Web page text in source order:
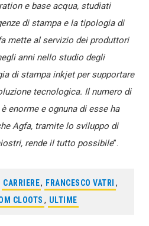
e base acqua, studiati
di stampa e la tipologia di
mette al servizio dei produttori
anni nello studio degli
di stampa inkjet per supportare
tecnologica. Il numero di
enorme e ognuna di esse ha
Agfa, tramite lo sviluppo di
rende il tutto possibile”.
CARRIERE, FRANCESCO VATRI ,
CLOOTS , ULTIME